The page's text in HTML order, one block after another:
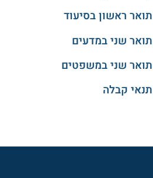
תואר ראשון בסיעוד
תואר שני במדעים
תואר שני במשפטים
תנאי קבלה